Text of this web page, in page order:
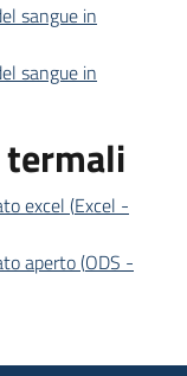
sangue in
sangue in
excel (Excel -
aperto(ODS -